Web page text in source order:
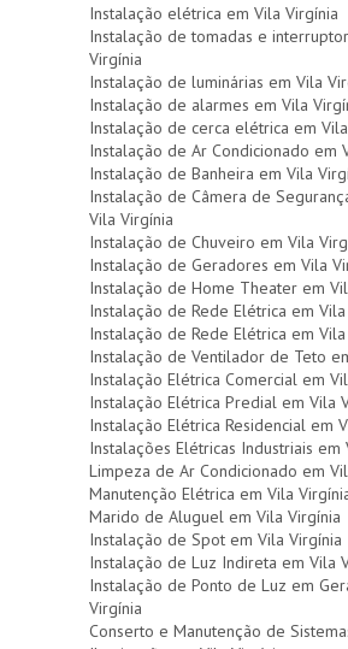
Instalação elétrica em Vila Virgínia
Instalação de tomadas e
Virgínia
Instalação de luminárias em Vila
Instalação de alarmes em Vila
Instalação de cerca elétrica em
Instalação de Ar Condicionado em
Instalação de Banheira em Vila
Instalação de Câmera de
Vila Virgínia
Instalação de Chuveiro em Vila
Instalação de Geradores em Vila
Instalação de Home Theater em
Instalação de Rede Elétrica em
Instalação de Rede Elétrica em
Instalação de Ventilador de Teto
Instalação Elétrica Comercial em
Instalação Elétrica Predial em Vila
Instalação Elétrica Residencial em
Instalações Elétricas Industriais em
Limpeza de Ar Condicionado em
Manutenção Elétrica em Vila
Marido de Aluguel em Vila Virgínia
Instalação de Spot em Vila Virgínia
Instalação de Luz Indireta em Vila
Instalação de Ponto de Luz em
Virgínia
Conserto e Manutenção de